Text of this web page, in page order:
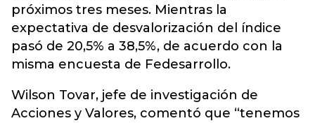
próximos tres meses. Mientras la
expectativa de desvalorización del índice
pasó de 20,5% a 38,5%, de acuerdo con la
misma encuesta de Fedesarrollo.
Wilson Tovar, jefe de investigación de
Acciones y Valores, comentó que “tenemos